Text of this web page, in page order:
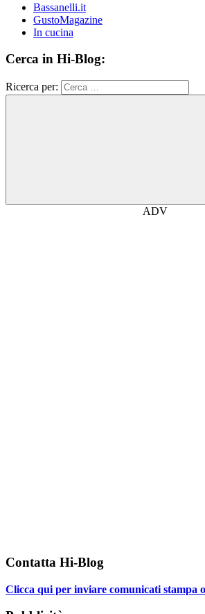
Bassanelli.it
GustoMagazine
In cucina
Cerca in Hi-Blog:
Ricerca per:
ADV
Contatta Hi-Blog
Clicca qui per inviare comunicati stampa